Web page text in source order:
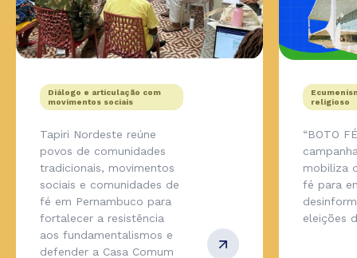
Diálogo e articulação com
movimentos sociais
Tapiri Nordeste reúne
povos de comunidades
tradicionais, movimentos
sociais e comunidades de
fé em Pernambuco para
fortalecer a resistência
aos fundamentalismos e
defender a Casa Comum
religioso
“BOTO
mobiliza
fé para
eleições